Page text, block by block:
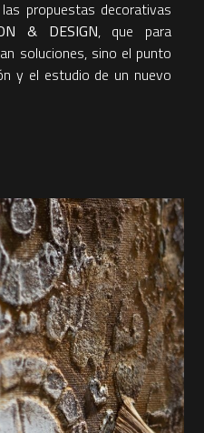
propuestas decorativas
& DESIGN, que para
soluciones, sino el punto
y el estudio de un nuevo